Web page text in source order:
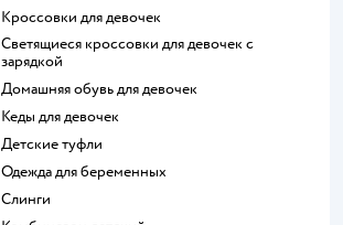
Кроссовки для девочек
Светящиеся кроссовки для девочек с
зарядкой
Домашняя обувь для девочек
Кеды для девочек
Детские туфли
Одежда для беременных
Слинги